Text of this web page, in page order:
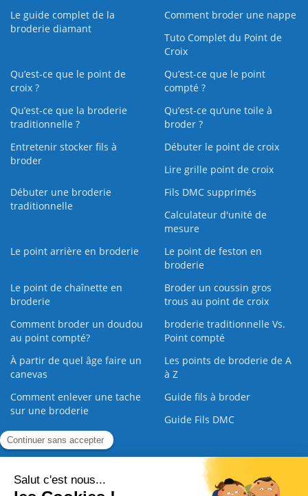
Le guide complet de la
broderie diamant
Comment broder une nappe
Tuto Complet du Point de
Croix
Qu’est-ce que le point de
croix ?
Qu’est-ce que le point
compté ?
Qu’est-ce que la broderie
traditionnelle ?
Qu’est‑ce qu’une toile à
broder ?
Entretenir stocker fils à
broder
Débuter le point de croix
Lire grille point de croix
Débuter une broderie
traditionnelle
Fils DMC supprimés
Calculateur d'unité de
mesure
Le point arrière en broderie
Le point de feston en
broderie
Le point de chaînette en
broderie
Broder un coussin gros
trous au point de croix
Comment broder un doudou
au point compté?
broderie traditionnelle Vs.
Point compté
À partir de quel âge faire un
canevas
Les points de broderie de A
à Z
Comment enlever une tache
sur une broderie
Guide fils à broder
Guide Fils DMC
Guide de la Broderie